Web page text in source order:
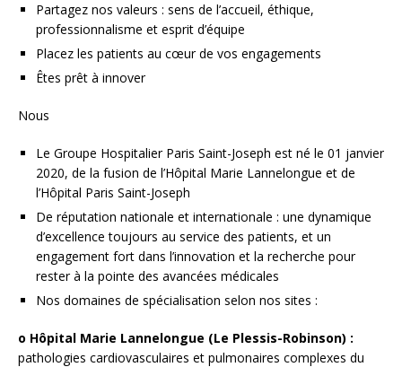
Partagez nos valeurs : sens de l’accueil, éthique,
professionnalisme et esprit d’équipe
Placez les patients au cœur de vos engagements
Êtes prêt à innover
Nous
Le Groupe Hospitalier Paris Saint-Joseph est né le 01 janvier
2020, de la fusion de l’Hôpital Marie Lannelongue et de
l’Hôpital Paris Saint-Joseph
De réputation nationale et internationale : une dynamique
d’excellence toujours au service des patients, et un
engagement fort dans l’innovation et la recherche pour
rester à la pointe des avancées médicales
Nos domaines de spécialisation selon nos sites :
o Hôpital Marie Lannelongue (Le Plessis-Robinson) :
pathologies cardiovasculaires et pulmonaires complexes du